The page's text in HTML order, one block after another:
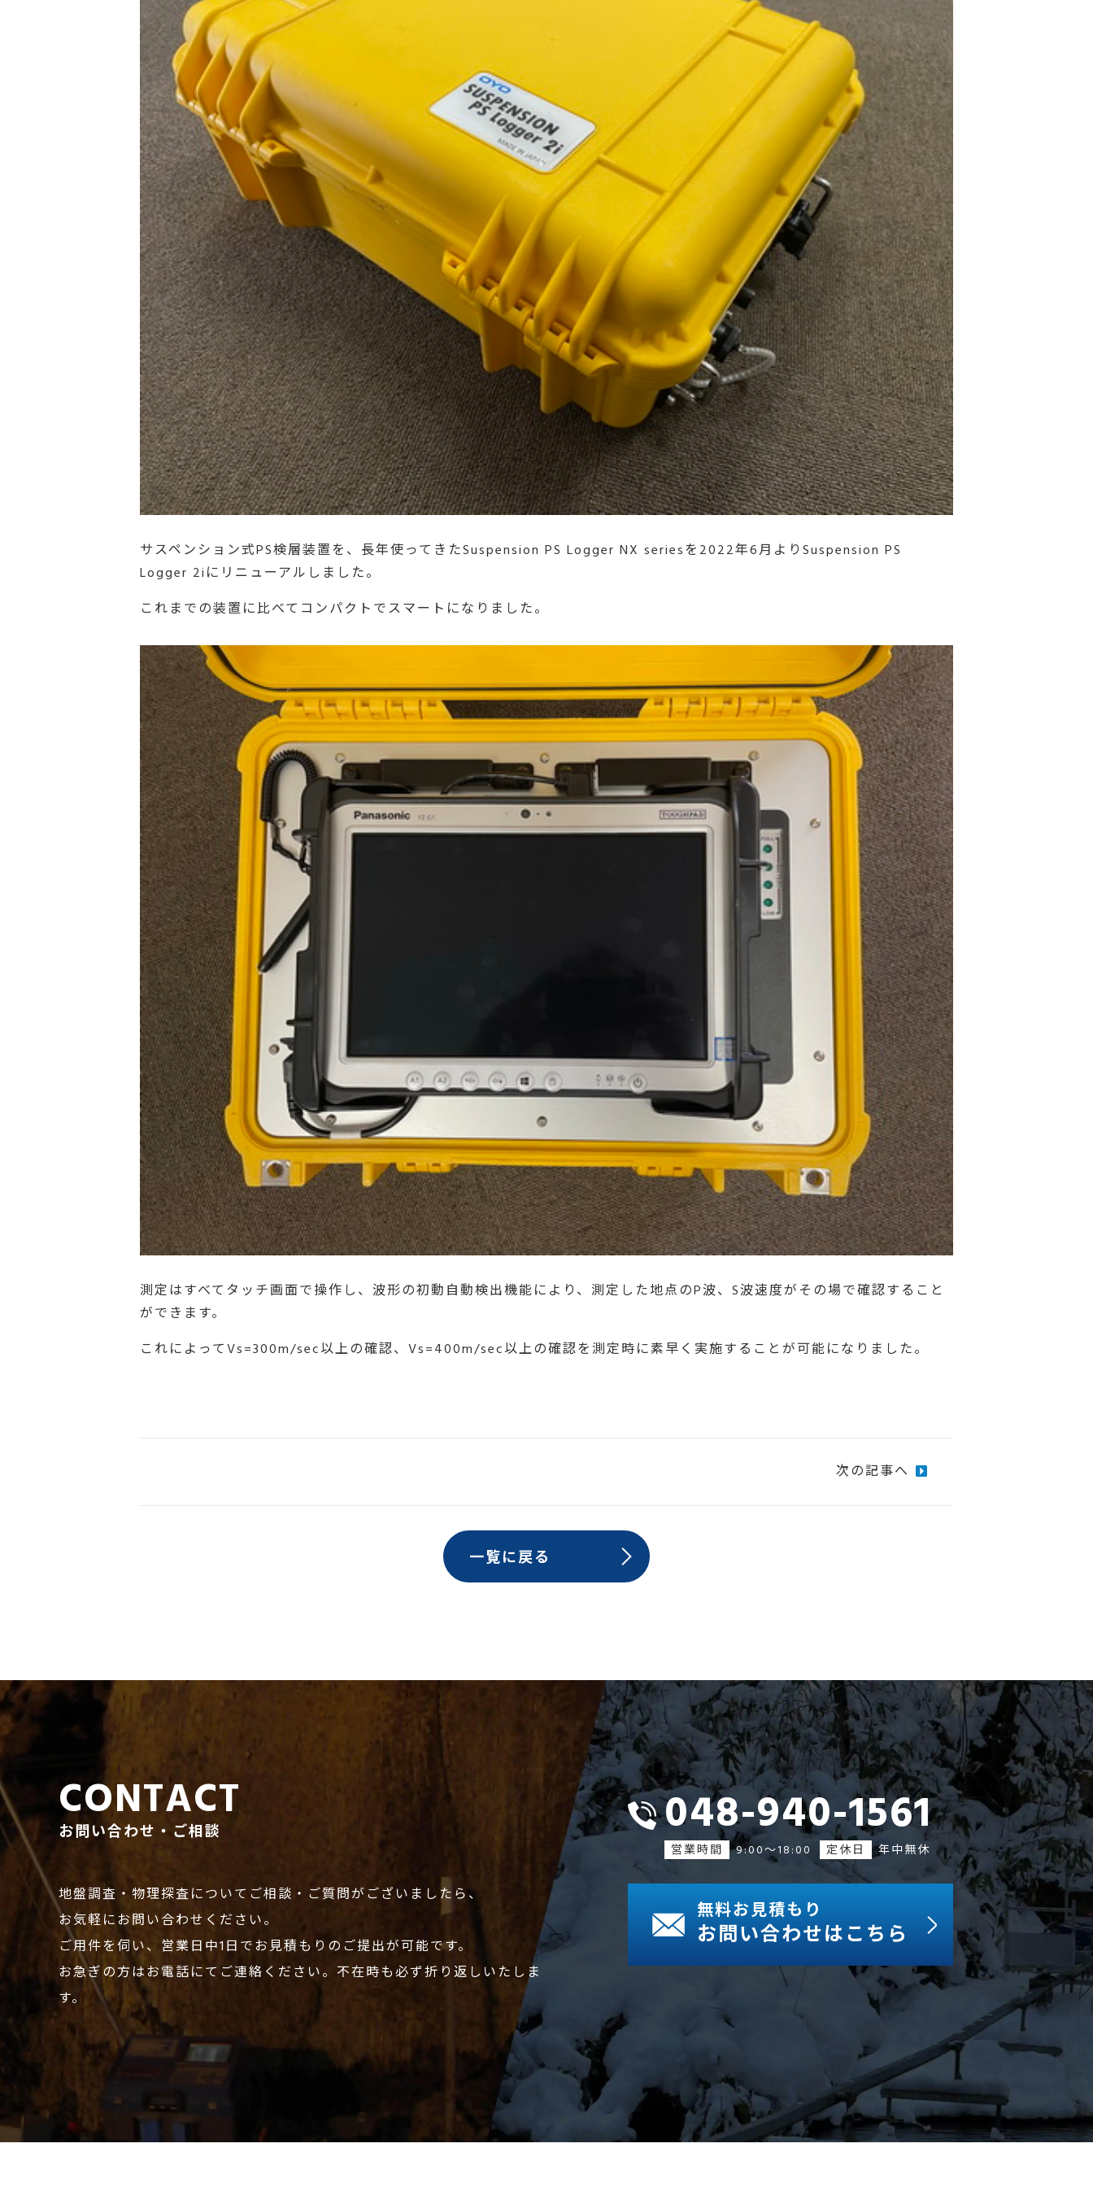
サスペンション式PS検層装置を、長年使ってきたSuspension PS Logger NX seriesを2022年6月よりSuspension PS
Logger 2iにリニューアルしました。
これまでの装置に比べてコンパクトでスマートになりました。
測定はすべてタッチ画面で操作し、波形の初動自動検出機能により、測定した地点のP波、S波速度がその場で確認すること
ができます。
これによってVs=300m/sec以上の確認、Vs=400m/sec以上の確認を測定時に素早く実施することが可能になりました。
次の記事へ
一覧に戻る
CONTACT
お問い合わせ・ご相談
地盤調査・物理探査についてご相談・ご質問がございましたら、
お気軽にお問い合わせください。
ご用件を伺い、営業日中1日でお見積もりのご提出が可能です。
お急ぎの方はお電話にてご連絡ください。不在時も必ず折り返しいたしま
す。
048-940-1561
営業時間 9:00～18:00 定休日 年中無休
無料お見積もり
お問い合わせはこちら